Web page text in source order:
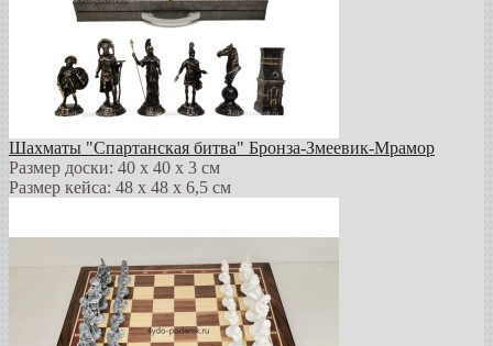
Шахматы "Спартанская битва" Бронза-Змеевик-Мрамор
Размер доски: 40 х 40 х 3 см
Размер кейса: 48 х 48 х 6,5 см